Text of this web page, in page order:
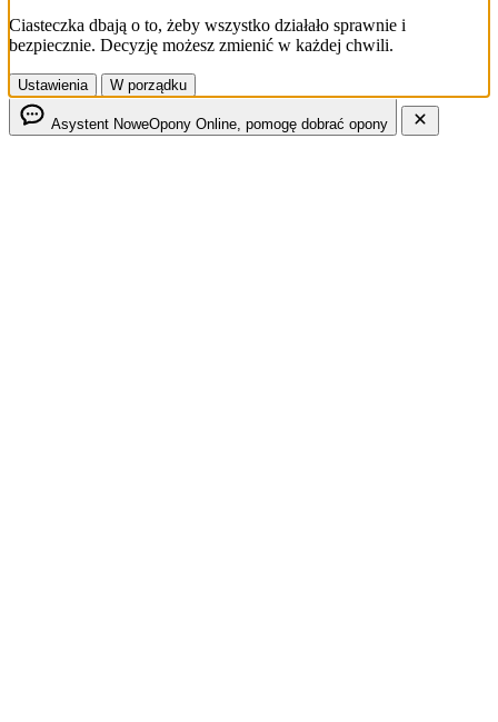
Ciasteczka dbają o to, żeby wszystko działało sprawnie i
bezpiecznie. Decyzję możesz zmienić w każdej chwili.
Ustawienia W porządku
Asystent NoweOpony Online, pomogę dobrać opony